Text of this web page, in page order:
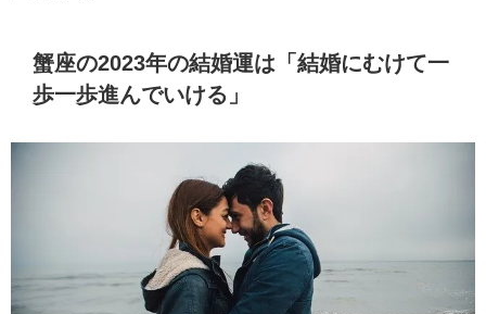
蟹座の2023年の結婚運は「結婚にむけて一
歩一歩進んでいける」